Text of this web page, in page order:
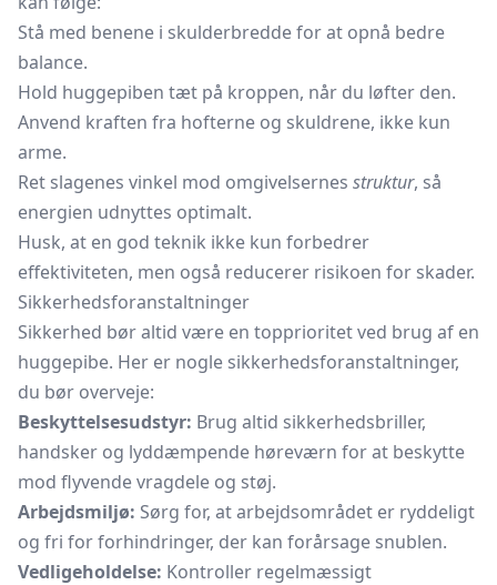
Stå med benene i skulderbredde for at opnå bedre
balance.
Hold huggepiben tæt på kroppen, når du løfter den.
Anvend kraften fra hofterne og skuldrene, ikke kun
arme.
Ret slagenes vinkel mod omgivelsernes struktur, så
energien udnyttes optimalt.
Husk, at en god teknik ikke kun forbedrer
effektiviteten, men også reducerer risikoen for skader.
Sikkerhedsforanstaltninger
Sikkerhed bør altid være en topprioritet ved brug af en
huggepibe. Her er nogle sikkerhedsforanstaltninger,
du bør overveje:
Beskyttelsesudstyr: Brug altid sikkerhedsbriller,
handsker og lyddæmpende høreværn for at beskytte
mod flyvende vragdele og støj.
Arbejdsmiljø: Sørg for, at arbejdsområdet er ryddeligt
og fri for forhindringer, der kan forårsage snublen.
Vedligeholdelse: Kontroller regelmæssigt